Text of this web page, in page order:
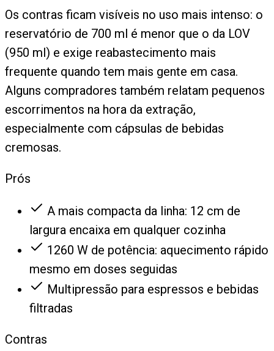
Os contras ficam visíveis no uso mais intenso: o
reservatório de 700 ml é menor que o da LOV
(950 ml) e exige reabastecimento mais
frequente quando tem mais gente em casa.
Alguns compradores também relatam pequenos
escorrimentos na hora da extração,
especialmente com cápsulas de bebidas
cremosas.
Prós
A mais compacta da linha: 12 cm de
largura encaixa em qualquer cozinha
1260 W de potência: aquecimento rápido
mesmo em doses seguidas
Multipressão para espressos e bebidas
filtradas
Contras